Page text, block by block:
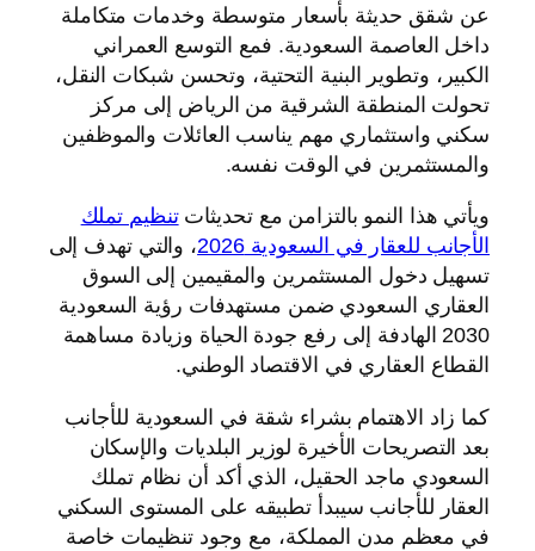
عن شقق حديثة بأسعار متوسطة وخدمات متكاملة
داخل العاصمة السعودية. فمع التوسع العمراني
الكبير، وتطوير البنية التحتية، وتحسن شبكات النقل،
تحولت المنطقة الشرقية من الرياض إلى مركز
سكني واستثماري مهم يناسب العائلات والموظفين
والمستثمرين في الوقت نفسه.
ويأتي هذا النمو بالتزامن مع تحديثاتتنظيم تملك
الأجانب للعقار في السعودية 2026
، والتي تهدف إلى
تسهيل دخول المستثمرين والمقيمين إلى السوق
العقاري السعودي ضمن مستهدفات رؤية السعودية
2030 الهادفة إلى رفع جودة الحياة وزيادة مساهمة
القطاع العقاري في الاقتصاد الوطني.
كما زاد الاهتمام بشراء شقة في السعودية للأجانب
بعد التصريحات الأخيرة لوزير البلديات والإسكان
السعودي ماجد الحقيل، الذي أكد أن نظام تملك
العقار للأجانب سيبدأ تطبيقه على المستوى السكني
في معظم مدن المملكة، مع وجود تنظيمات خاصة